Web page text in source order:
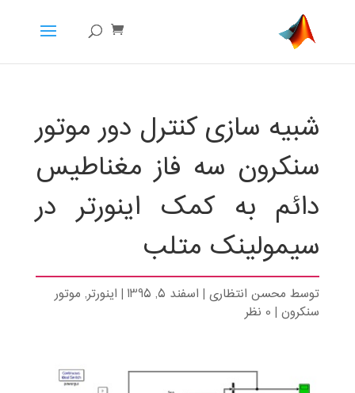
شبیه سازی کنترل دور موتور
سنکرون سه فاز مغناطیس
دائم به کمک اینورتر در
سیمولینک متلب
توسط محسن انتظاری| اسفند 5, 1395 | اینورتر, موتور
سنکرون| 0 نظر